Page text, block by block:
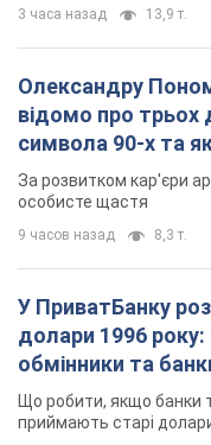
3 часа назад 13,9 т.
Олександру
відомо про трьох
символа 90-х та
мають
За розвитком кар'єри
особисте щастя
9 часов назад 8,3 т.
У ПриватБанку
долари 1996
обмінники та
Що робити, якщо банки
приймають старі